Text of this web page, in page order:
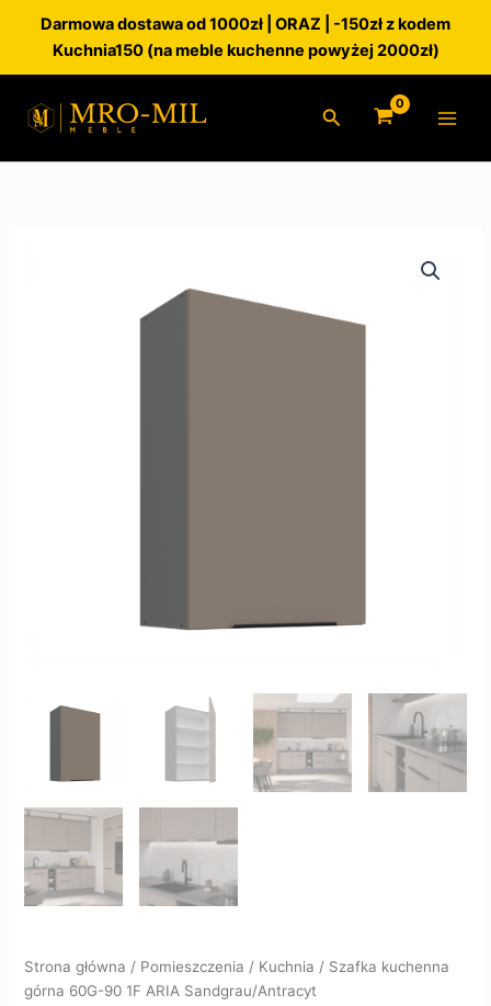
Darmowa dostawa od 1000zł | ORAZ | -150zł z kodem
Kuchnia150 (na meble kuchenne powyżej 2000zł)
Szukaj
Strona główna / Pomieszczenia / Kuchnia / Szafka kuchenna
górna 60G-90 1F ARIA Sandgrau/Antracyt